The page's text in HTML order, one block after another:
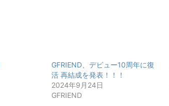
GFRIEND、デビュー10周年に復
活 再結成を発表！！！
2024年9月24日
GFRIEND